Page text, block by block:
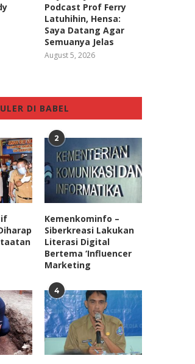
Podcast Prof Ferry
Latuhihin, Hensa:
Saya Datang Agar
Semuanya Jelas
August 5, 2026
DI BABEL
2
Kemenkominfo –
Siberkreasi Lakukan
Literasi Digital
Bertema ‘Influencer
Marketing
4